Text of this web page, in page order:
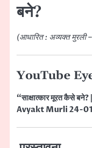
बने?
(आधारित : अव्यक्त मुरली
YouTube
“साक्षात्कार मूरत कैसे बने?
Avyakt Murli 24-